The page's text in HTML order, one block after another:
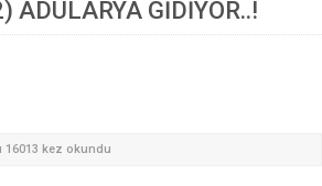
ADULARYA GİDİYOR..!
16013 kez okundu